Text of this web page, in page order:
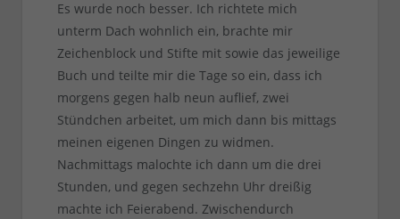
Es wurde noch besser. Ich richtete mich
unterm Dach wohnlich ein, brachte mir
Zeichenblock und Stifte mit sowie das jeweilige
Buch und teilte mir die Tage so ein, dass ich
morgens gegen halb neun auflief, zwei
Stündchen arbeitet, um mich dann bis mittags
meinen eigenen Dingen zu widmen.
Nachmittags malochte ich dann um die drei
Stunden, und gegen sechzehn Uhr dreißig
machte ich Feierabend. Zwischendurch